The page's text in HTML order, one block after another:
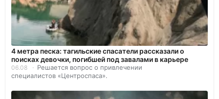
4 метра песка: тагильские спасатели рассказали о
поисках девочки, погибшей под завалами в карьере
06.08
Решается вопрос о привлечении
специалистов «Центроспаса».